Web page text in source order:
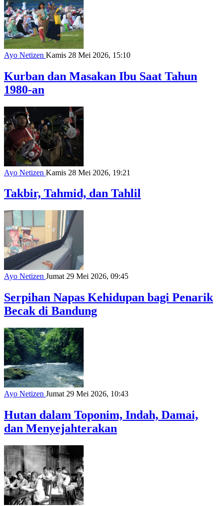
Ayo Netizen Kamis 28 Mei 2026, 15:10
Kurban dan Masakan Ibu Saat Tahun
1980-an
Ayo Netizen Kamis 28 Mei 2026, 19:21
Takbir, Tahmid, dan Tahlil
Ayo Netizen Jumat 29 Mei 2026, 09:45
Serpihan Napas Kehidupan bagi Penarik
Becak di Bandung
Ayo Netizen Jumat 29 Mei 2026, 10:43
Hutan dalam Toponim, Indah, Damai,
dan Menyejahterakan